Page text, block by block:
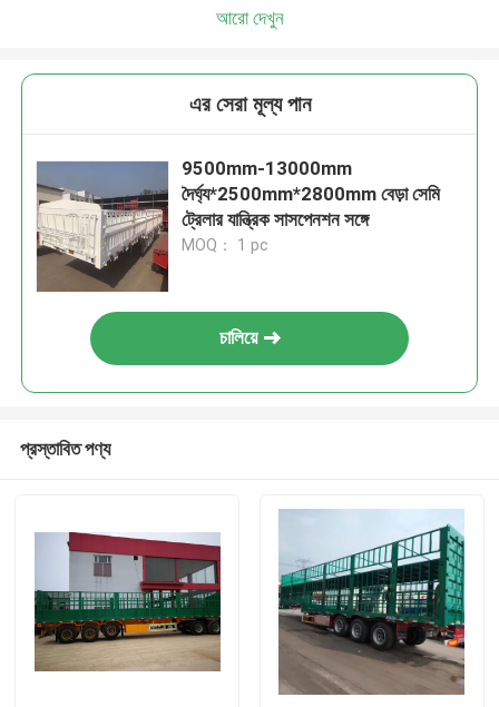
আরো দেখুন
এর সেরা মূল্য পান
9500mm-13000mm
দৈর্ঘ্য*2500mm*2800mm বেড়া সেমি
ট্রেলার যান্ত্রিক সাসপেনশন সঙ্গে
MOQ： 1 pc
চালিয়ে
প্রস্তাবিত পণ্য